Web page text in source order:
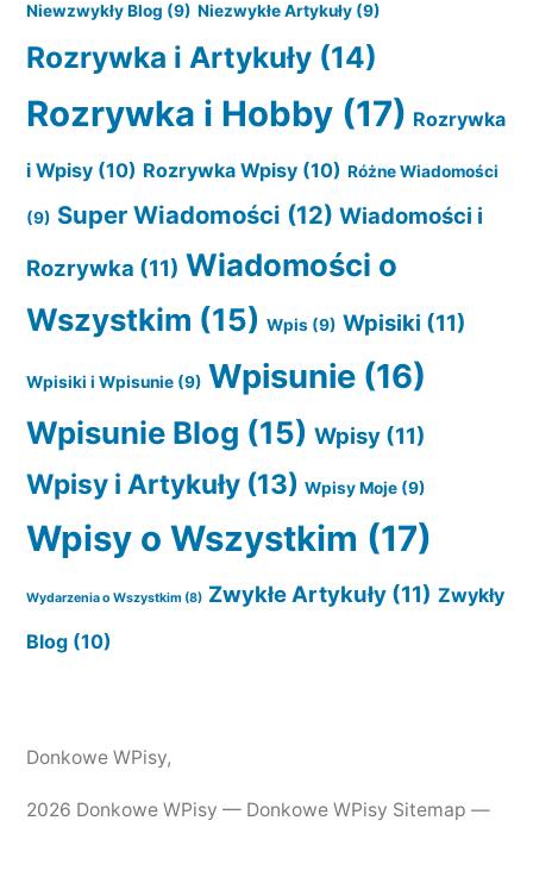
Niewzwykły Blog (9) Niezwykłe Artykuły (9)
Rozrywka i Artykuły (14)
Rozrywka i Hobby (17) Rozrywka
i Wpisy (10) Rozrywka Wpisy (10) Różne Wiadomości
(9) Super Wiadomości (12) Wiadomości i
Rozrywka (11) Wiadomości o
Wszystkim (15) Wpis (9) Wpisiki (11)
Wpisiki i Wpisunie (9) Wpisunie (16)
Wpisunie Blog (15) Wpisy (11)
Wpisy i Artykuły (13) Wpisy Moje (9)
Wpisy o Wszystkim (17)
Wydarzenia o Wszystkim (8) Zwykłe Artykuły (11) Zwykły
Blog (10)
Donkowe WPisy,
2026 Donkowe WPisy — Donkowe WPisy Sitemap —